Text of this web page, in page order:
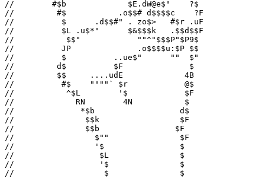
//        #$b             $E.dW@e$"    ?$
//         #$           .o$$# d$$$$c    ?F
//          $      .d$$#" . zo$>   #$r .uF
//          $L .u$*"      $&$$$k   .$$d$$F
//           $$"            ""^"$$$P"$P9$
//          JP              .o$$$$u:$P $$
//          $          ..ue$"      ""  $"
//         d$          $F              $
//         $$     ....udE             4B
//          #$    """"` $r            @$
//           ^$L        '$            $F
//             RN        4N           $
//              *$b                  d$
//               $$k                 $F
//               $$b                $F
//                 $""               $F
//                 '$                $
//                  $L               $
//                  '$               $
//                   $               $